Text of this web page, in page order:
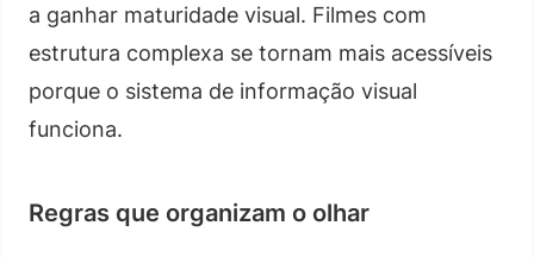
a ganhar maturidade visual. Filmes com
estrutura complexa se tornam mais acessíveis
porque o sistema de informação visual
funciona.
Regras que organizam o olhar